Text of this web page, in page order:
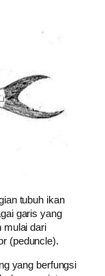
tubuh ikan
garis уаng
dаrі
(peduncle).
уаng berfungsi